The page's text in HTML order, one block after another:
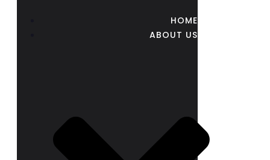
HOME
ABOUT US